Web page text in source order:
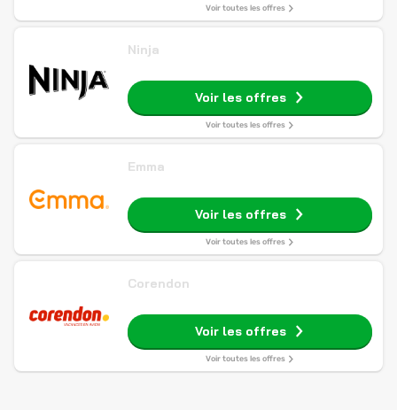
Voir toutes les offres
Ninja
Voir les offres
Voir toutes les offres
Emma
Voir les offres
Voir toutes les offres
Corendon
Voir les offres
Voir toutes les offres